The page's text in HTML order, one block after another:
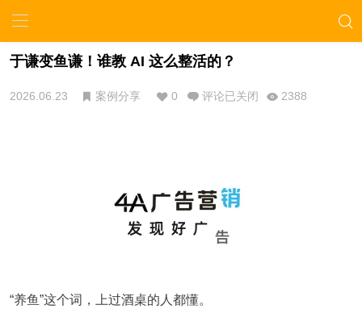
于谦变鱼谦！谁教 AI 这么整活的？
2026.06.23 案例分享 0 评论已关闭 2388
“养鱼”这个词，上过酒桌的人都懂。